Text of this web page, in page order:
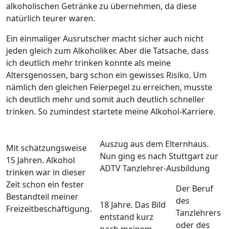
alkoholischen Getränke zu übernehmen, da diese
natürlich teurer waren.
Ein einmaliger Ausrutscher macht sicher auch nicht
jeden gleich zum Alkoholiker. Aber die Tatsache, dass
ich deutlich mehr trinken konnte als meine
Altersgenossen, barg schon ein gewisses Risiko. Um
nämlich den gleichen Feierpegel zu erreichen, musste
ich deutlich mehr und somit auch deutlich schneller
trinken. So zumindest startete meine Alkohol-Karriere.
Mit schätzungsweise
15 Jahren. Alkohol
trinken war in dieser
Zeit schon ein fester
Bestandteil meiner
Freizeitbeschäftigung.
Auszug aus dem Elternhaus.
Nun ging es nach Stuttgart zur
ADTV Tanzlehrer-Ausbildung
18 Jahre. Das Bild
entstand kurz
Der Beruf
des
Tanzlehrers
oder des